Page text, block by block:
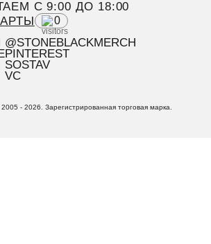
C 9:00 ДО 18:00
0
@STONEBLACKMERCH
PINTEREST
SOSTAV
VC
2005 - 2026. Зарегистрированная торговая марка.